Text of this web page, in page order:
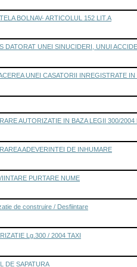
BOLNAV- ARTICOLUL 152 LIT.A
DATORAT UNEI SINUCIDERI, UNUI
UNEI CASATORII INREGISTRATE
AUTORIZATIE IN BAZA LEGII 300/
ADEVERINTEI DE INHUMARE
PURTARE NUME
de construire / Desfiintare
Lg.300 / 2004 TAXI
DE SAPATURA